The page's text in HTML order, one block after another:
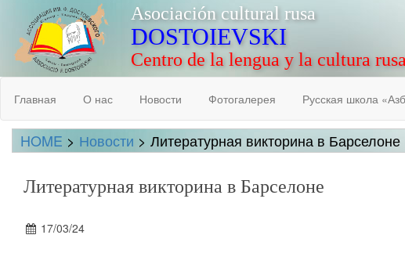
Asociación cultural rusa
DOSTOIEVSKI
Centro de la lengua y la cultura
Главная О нас Новости Фотогалерея Русская школа
HOME > Новости > Литературная викторина в Барселоне
Литературная викторина в Барселоне
17/03/24